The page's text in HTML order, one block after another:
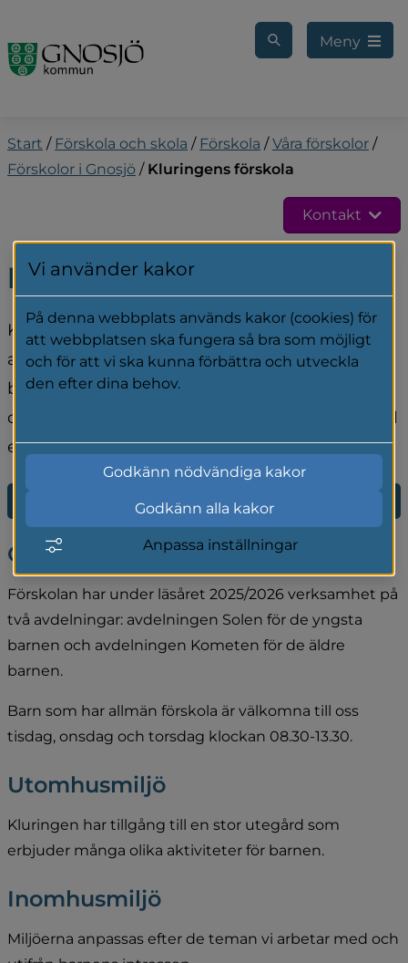
Meny
Start / Förskola och skola / Förskola / Våra förskolor /
Förskolor i Gnosjö / Kluringens förskola
Kontakt
Kluringens förskola
Kluringens förskola ligger på en kuperad tomt i
anslutning till Sjöarp och Gårö
bostadsområden, med närhet till Gnosjö
centrum. Den allsidiga gården ger möjlighet till
en variation av lekar.
E-tjänst för förskola och fritidshem
Om oss
Förskolan har under läsåret 2025/2026 verksamhet på
två avdelningar: avdelningen Solen för de yngsta
barnen och avdelningen Kometen för de äldre
barnen.
Barn som har allmän förskola är välkomna till oss
tisdag, onsdag och torsdag klockan 08.30-13.30.
Utomhusmiljö
Kluringen har tillgång till en stor utegård som
erbjuder många olika aktiviteter för barnen.
Inomhusmiljö
Miljöerna anpassas efter de teman vi arbetar med och
Vi använder kakor
På denna webbplats används kakor (cookies) för
att webbplatsen ska fungera så bra som möjligt
och för att vi ska kunna förbättra och utveckla
den efter dina behov.
Godkänn nödvändiga kakor
Godkänn alla kakor
Anpassa inställningar